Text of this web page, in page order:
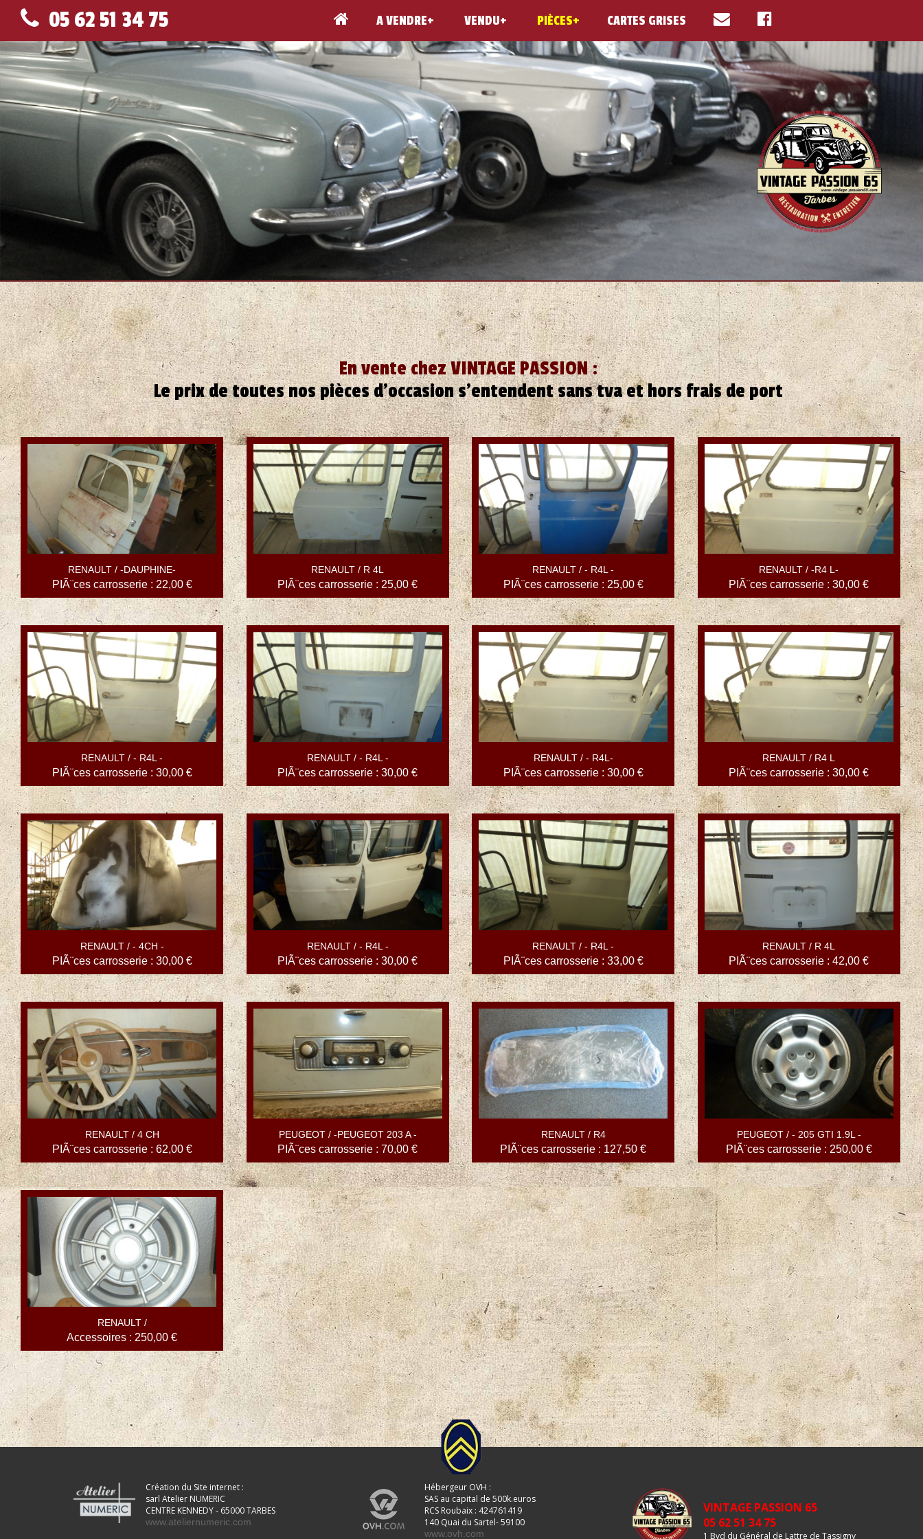
05 62 51 34 75 A VENDRE VENDU PIÈCES CARTES GRISES
En vente chez VINTAGE PASSION :
Le prix de toutes nos pièces d'occasion s'entendent sans tva et hors frais de port
RENAULT / -DAUPHINE-
PIÃ¨ces carrosserie : 22,00 €
RENAULT / R 4L
PIÃ¨ces carrosserie : 25,00 €
RENAULT / - R4L -
PIÃ¨ces carrosserie : 25,00 €
RENAULT / -R4 L-
PIÃ¨ces carrosserie : 30,00 €
RENAULT / - R4L -
PIÃ¨ces carrosserie : 30,00 €
RENAULT / - R4L -
PIÃ¨ces carrosserie : 30,00 €
RENAULT / - R4L-
PIÃ¨ces carrosserie : 30,00 €
RENAULT / R4 L
PIÃ¨ces carrosserie : 30,00 €
RENAULT / - 4CH -
PIÃ¨ces carrosserie : 30,00 €
RENAULT / - R4L -
PIÃ¨ces carrosserie : 30,00 €
RENAULT / - R4L -
PIÃ¨ces carrosserie : 33,00 €
RENAULT / R 4L
PIÃ¨ces carrosserie : 42,00 €
RENAULT / 4 CH
PIÃ¨ces carrosserie : 62,00 €
PEUGEOT / -PEUGEOT 203 A -
PIÃ¨ces carrosserie : 70,00 €
RENAULT / R4
PIÃ¨ces carrosserie : 127,50 €
PEUGEOT / - 205 GTI 1.9L -
PIÃ¨ces carrosserie : 250,00 €
RENAULT /
Accessoires : 250,00 €
Création du Site internet :
sarl Atelier NUMERIC
CENTRE KENNEDY - 65000 TARBES
www.ateliernumeric.com
Hébergeur OVH :
SAS au capital de 500k.euros
RCS Roubaix : 424761419
140 Quai du Sartel- 59100
www.ovh.com
VINTAGE PASSION 65
05 62 51 34 75
1 Bvd du Général de Lattre de Tassigny